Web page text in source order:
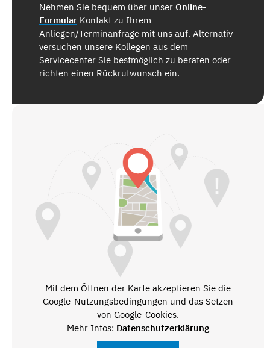
Nehmen Sie bequem über unser Online-
Formular Kontakt zu Ihrem
Anliegen/Terminanfrage mit uns auf. Alternativ
versuchen unsere Kollegen aus dem
Servicecenter Sie bestmöglich zu beraten oder
richten einen Rückrufwunsch ein.
Mit dem Öffnen der Karte akzeptieren Sie die
Google-Nutzungsbedingungen und das Setzen
von Google-Cookies.
Mehr Infos: Datenschutzerklärung